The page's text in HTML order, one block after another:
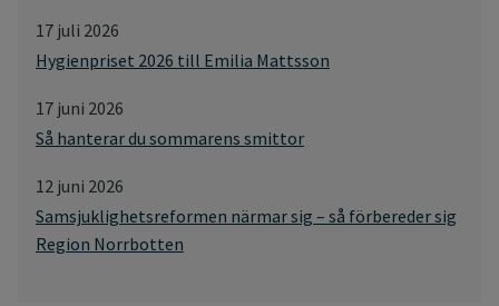
17 juli 2026
Hygienpriset 2026 till Emilia Mattsson
17 juni 2026
Så hanterar du sommarens smittor
12 juni 2026
Samsjuklighetsreformen närmar sig – så förbereder sig
Region Norrbotten